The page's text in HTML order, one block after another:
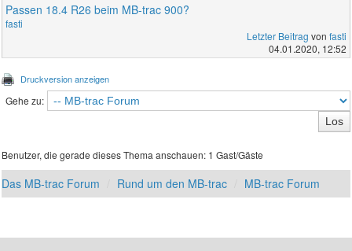
Passen 18.4 R26 beim MB-trac 900?
fasti
Letzter Beitrag von fasti
04.01.2020, 12:52
Druckversion anzeigen
Gehe zu:
Benutzer, die gerade dieses Thema anschauen: 1 Gast/Gäste
Das MB-trac Forum Rund um den MB-trac MB-trac Forum